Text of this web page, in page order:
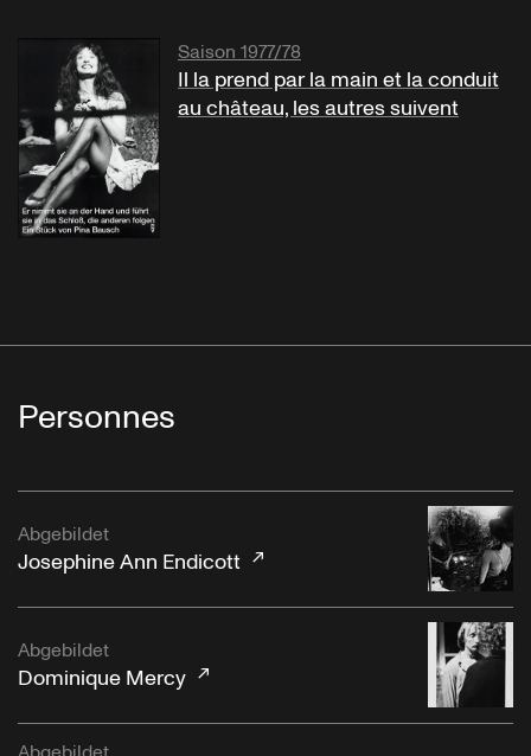
Saison 1977/78
Il la prend par la main et la conduit
au château, les autres suivent
Personnes
Abgebildet
Josephine Ann Endicott
Abgebildet
Dominique Mercy